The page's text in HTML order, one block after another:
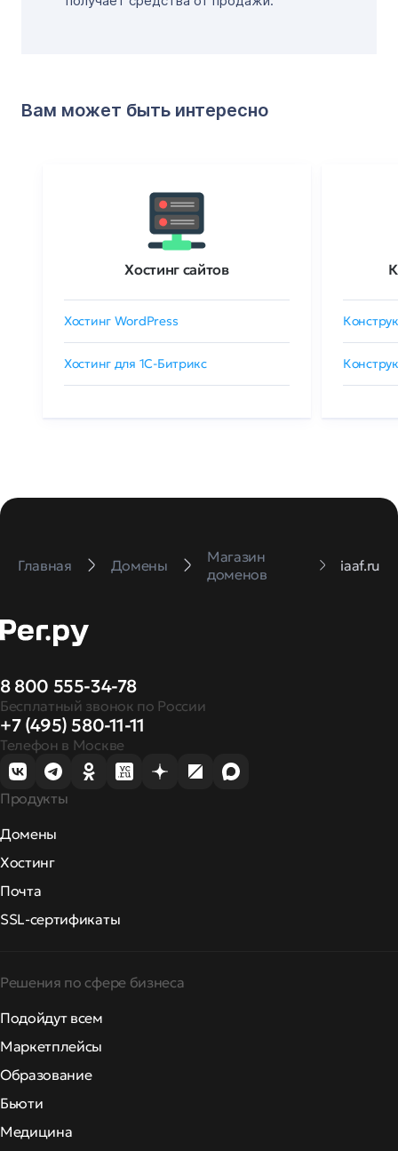
Вам может быть интересно
Хостинг сайтов
Хостинг WordPress
Хостинг для 1C-Битрикс
Главная Домены
Магазин
доменов
iaaf.ru
8 800 555-34-78
Бесплатный звонок по России
+7 (495) 580-11-11
Телефон в Москве
Продукты
Домены
Хостинг
Почта
SSL-сертификаты
Решения по сфере бизнеса
Подойдут всем
Маркетплейсы
Образование
Бьюти
Медицина